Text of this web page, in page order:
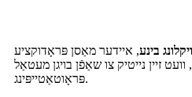
בינע, איידער מאַסן פּראָדוקציע
זיין נייטיק צו שאַפֿן בויגן מעטאַל
פּראָוטאַטייפּינג.